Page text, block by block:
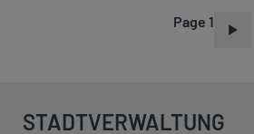
Page 1
STADTVERWALTUNG